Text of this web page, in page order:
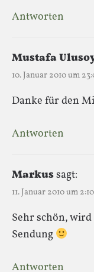
Antworten
Mustafa
10. Januar 2010 um
Danke für den
Antworten
Markussagt:
11. Januar 2010 um
Sehr schön,
Sendung
Antworten